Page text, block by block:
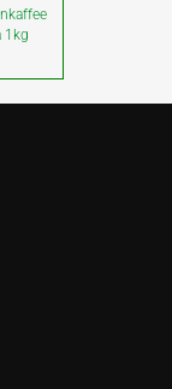
1kg